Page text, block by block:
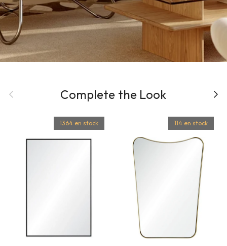
Précédent Complete the Look
1364 en stock 114 en stock